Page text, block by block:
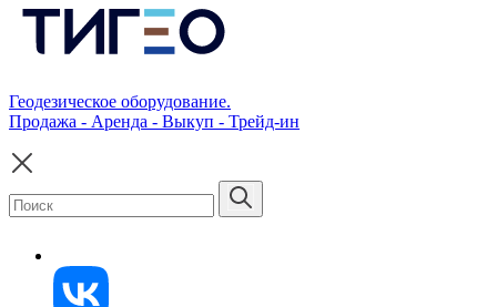
Геодезическое оборудование.
Продажа - Аренда - Выкуп - Трейд-ин